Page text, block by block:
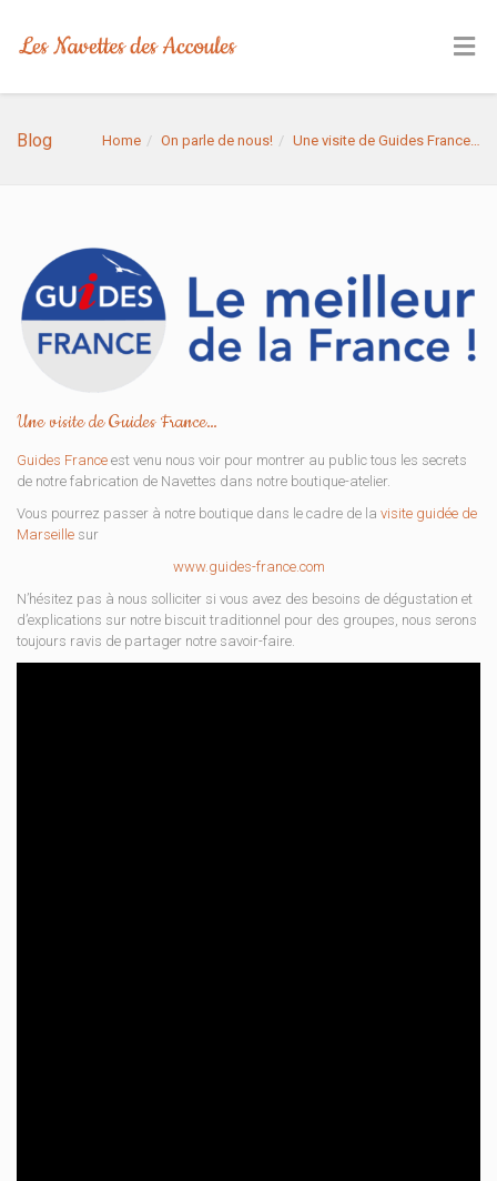
Blog Home On parle de nous! Une visite de Guides France…
Une visite de Guides France…
Guides France est venu nous voir pour montrer au public tous les secrets
de notre fabrication de Navettes dans notre boutique-atelier.
Vous pourrez passer à notre boutique dans le cadre de la visite guidée de
Marseille sur
www.guides-france.com
N’hésitez pas à nous solliciter si vous avez des besoins de dégustation et
d’explications sur notre biscuit traditionnel pour des groupes, nous serons
toujours ravis de partager notre savoir-faire.